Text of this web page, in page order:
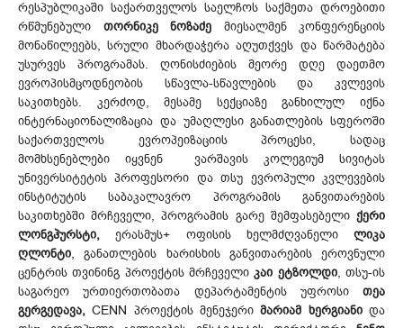
რესპუბლიკაში საქართველოს საელჩოს საქმეთა დროებითი
რწმუნებული თორნიკე ნოზაძე მიესალმენ კონფერენციის
მონაწილეებს, სრული მხარდაჭერა აღუთქვეს და წარმატება
უსურვეს პროგრამას. ღონისძიების მეორე დღე დაეთმო
ევროპისმცოდნეობის სწავლა-სწავლების და კვლევის
საკითხებს. კერძოდ, მესამე სექციაზე განხილულ იქნა
ინტერნაციონალიზაცია და უმაღლესი განათლების სფეროში
საქართველოს ევროპეიზაციის პროცესი, სადაც
მომხსენებლები იყვნენ ვარშავის კოლეგიუმ სივიტას
უნივერსიტეტის პროფესორი და თსუ ევროპული კვლევების
ინსტიტუტის საბაკალავრო პროგრამის განვითარების
საკითხებში მრჩეველი, პროგრამის გარე შემფასებელი ქერი
ლონგჰურსტი, ერასმუს+ ოფისის ხელმძღვანელი ლიკა
ღლონტი, განათლების ხარისხის განვითარების ეროვნული
ცენტრის თვინინგ პროექტის მრჩეველიკაი ეტზოლდი, თსუ-ის
საგარეო ურთიერთობათა დეპარტამენტის უფროსი თეა
გერგედავა, CENN პროექტის მენეჯერიმარიამ ხერგიანიდა